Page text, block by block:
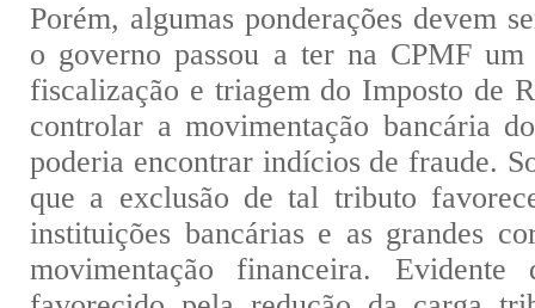
Porém, algumas ponderações devem
o governo passou a ter na CPMF
fiscalização e triagem do Imposto de
controlar a movimentação bancária
poderia encontrar indícios de fraude.
que a exclusão de tal tributo
instituições bancárias e as grandes
movimentação financeira.